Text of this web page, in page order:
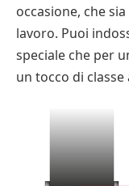
occasione, che
lavoro. Puoi
speciale che per
un tocco di